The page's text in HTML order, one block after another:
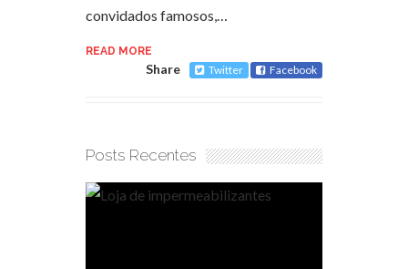
convidados famosos,…
READ MORE
Share Twitter Facebook
Posts Recentes